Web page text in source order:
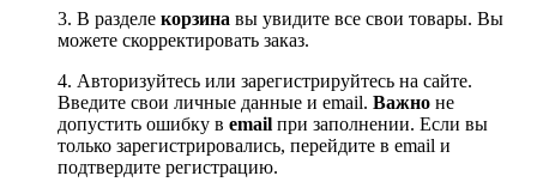
3. В разделе корзина вы увидите все свои товары. Вы
можете скорректировать заказ.
4. Авторизуйтесь или зарегистрируйтесь на сайте.
Введите свои личные данные и email. Важно не
допустить ошибку в email при заполнении. Если вы
только зарегистрировались, перейдите в email и
подтвердите регистрацию.